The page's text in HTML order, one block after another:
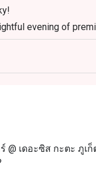
evening of
very best ingredients
before the
& Bar.
to the
เดอะซิส กะตะ ภูเก็